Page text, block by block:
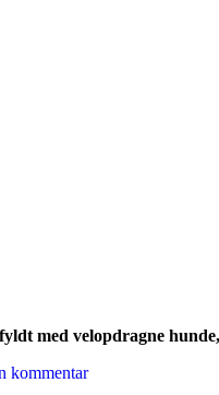
med velopdragne
kommentar